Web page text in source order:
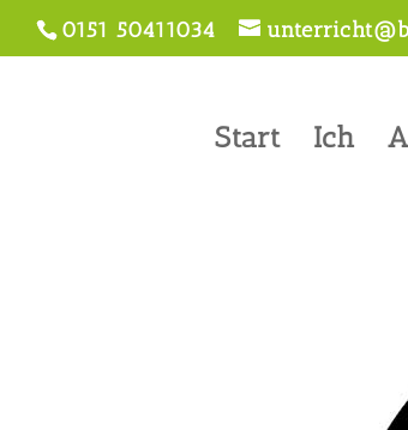
0151 50411034
Start Ich